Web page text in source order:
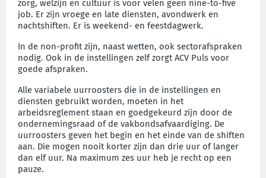
zorg, welzijn en cultuur is voor velen geen nine-to-five
job. Er zijn vroege en late diensten, avondwerk en
nachtshiften. Er is weekend- en feestdagwerk.
In de non-profit zijn, naast wetten, ook sectorafspraken
nodig. Ook in de instellingen zelf zorgt ACV Puls voor
goede afspraken.
Alle variabele uurroosters die in de instellingen en
diensten gebruikt worden, moeten in het
arbeidsreglement staan en goedgekeurd zijn door de
ondernemingsraad of de vakbondsafvaardiging. De
uurroosters geven het begin en het einde van de shiften
aan. Die mogen nooit korter zijn dan drie uur of langer
dan elf uur. Na maximum zes uur heb je recht op een
pauze.